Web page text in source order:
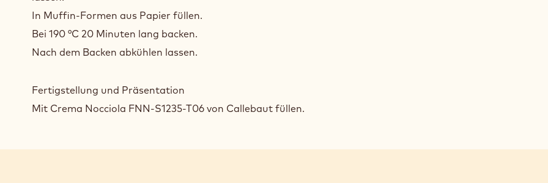
In Muffin-Formen aus Papier füllen.
Bei 190 °C 20 Minuten lang backen.
Nach dem Backen abkühlen lassen.
Fertigstellung und Präsentation
Mit Crema Nocciola FNN-S1235-T06 von Callebaut füllen.